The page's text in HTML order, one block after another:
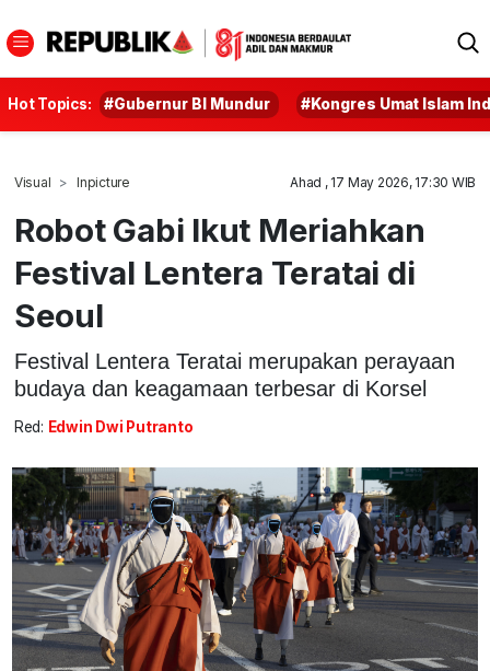
Hot Topics: #Gubernur BI Mundur #Kongres Umat Islam
Visual Inpicture Ahad , 17 May 2026, 17:30 WIB
Robot Gabi Ikut Meriahkan
Festival Lentera Teratai di
Seoul
Festival Lentera Teratai merupakan perayaan
budaya dan keagamaan terbesar di Korsel
Red: Edwin Dwi Putranto